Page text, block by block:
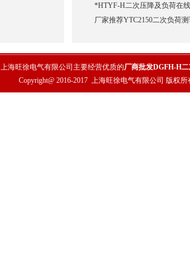
*HTYF-H二次压降及负荷在
厂家推荐YTC2150二次负荷
上海旺徐电气有限公司主要经营优质的厂商批发DGFH-H
Copyright@ 2016-2017 上海旺徐电气有限公司 版权